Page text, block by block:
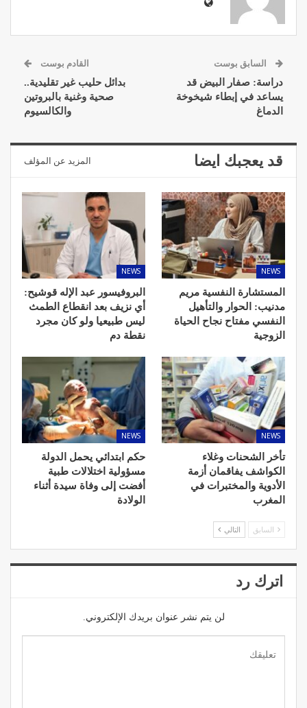
السابق بوست
دراسة: صفار البيض قد
يساعد في إبطاء شيخوخة
الدماغ
القادم بوست
بدائل حليب غير تقليدية..
صحية وغنية بالبروتين
والكالسيوم
قد يعجبك ايضا المزيد عن المؤلف
NEWS
المستشارة النفسية مريم
مدنيب: الحوار والتأهيل
النفسي مفتاح نجاح الحياة
الزوجية
NEWS
البروفيسور عبد الإله قوشيح:
أي نزيف بعد انقطاع الطمث
ليس طبيعيا ولو كان مجرد
نقطة دم
NEWS
تأخر الشحنات وغلاء
الكواشف يفاقمان أزمة
الأدوية والمختبرات في
المغرب
NEWS
حكم ابتدائي يحمل الدولة
مسؤولية اختلالات طبية
أفضت إلى وفاة سيدة أثناء
الولادة
السابق التالي
اترك رد
لن يتم نشر عنوان بريدك الإلكتروني.